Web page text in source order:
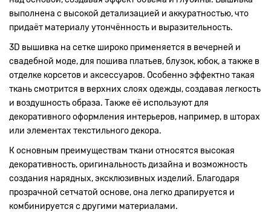
выполнена с высокой детализацией и аккуратностью, что
придаёт материалу утончённость и выразительность.
3D вышивка на сетке широко применяется в вечерней и
свадебной моде, для пошива платьев, блузок, юбок, а также в
отделке корсетов и аксессуаров. Особенно эффектно такая
ткань смотрится в верхних слоях одежды, создавая легкость
и воздушность образа. Также её используют для
декоративного оформления интерьеров, например, в шторах
или элементах текстильного декора.
К основным преимуществам ткани относятся высокая
декоративность, оригинальность дизайна и возможность
создания нарядных, эксклюзивных изделий. Благодаря
прозрачной сетчатой основе, она легко драпируется и
комбинируется с другими материалами.